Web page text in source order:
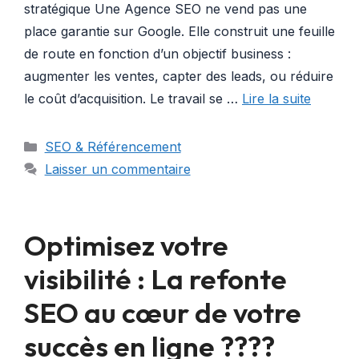
stratégique Une Agence SEO ne vend pas une
place garantie sur Google. Elle construit une feuille
de route en fonction d’un objectif business :
augmenter les ventes, capter des leads, ou réduire
le coût d’acquisition. Le travail se … Lire la suite
Catégories
SEO & Référencement
Laisser un commentaire
Optimisez votre
visibilité : La refonte
SEO au cœur de votre
succès en ligne ????